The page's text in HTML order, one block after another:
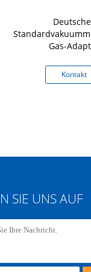
Gas-
Kontakt
SIE UNS AUF